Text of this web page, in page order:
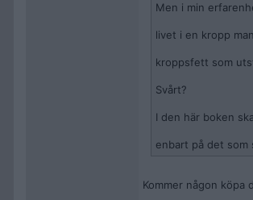
Men i min
livet i en kropp
kroppsfett som
Svårt?
I den här boken
enbart på det som
Kommer någon köpa